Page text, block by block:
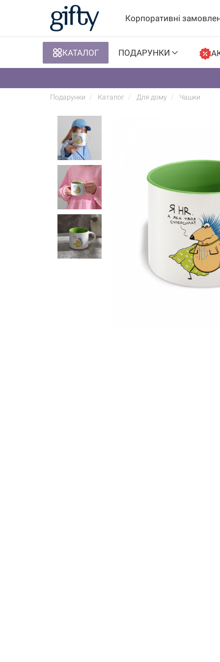
Корпоративні
КАТАЛОГ ПОДАРУНКИ
Подарунки Каталог Для дому Чашки